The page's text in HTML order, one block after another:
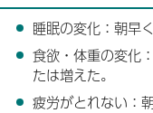
睡眠の変化：朝早
食欲・体重の変化
たは増えた。
疲労がとれない：